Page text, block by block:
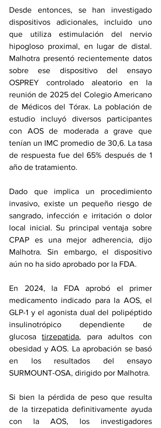
Desde entonces, se han investigado
dispositivos adicionales, incluido uno
que utiliza estimulación del nervio
hipogloso proximal, en lugar de distal.
Malhotra presentó recientemente datos
sobre ese dispositivo del ensayo
OSPREY controlado aleatorio en la
reunión de 2025 del Colegio Americano
de Médicos del Tórax. La población de
estudio incluyó diversos participantes
con AOS de moderada a grave que
tenían un IMC promedio de 30,6. La tasa
de respuesta fue del 65% después de 1
año de tratamiento.
Dado que implica un procedimiento
invasivo, existe un pequeño riesgo de
sangrado, infección e irritación o dolor
local inicial. Su principal ventaja sobre
CPAP es una mejor adherencia, dijo
Malhotra. Sin embargo, el dispositivo
aún no ha sido aprobado por la FDA.
En 2024, la FDA aprobó el primer
medicamento indicado para la AOS, el
GLP-1 y el agonista dual del polipéptido
insulinotrópico dependiente de
glucosa tirzepatida, para adultos con
obesidad y AOS. La aprobación se basó
en los resultados del ensayo
SURMOUNT-OSA, dirigido por Malhotra.
Si bien la pérdida de peso que resulta
de la tirzepatida definitivamente ayuda
con la AOS, los investigadores